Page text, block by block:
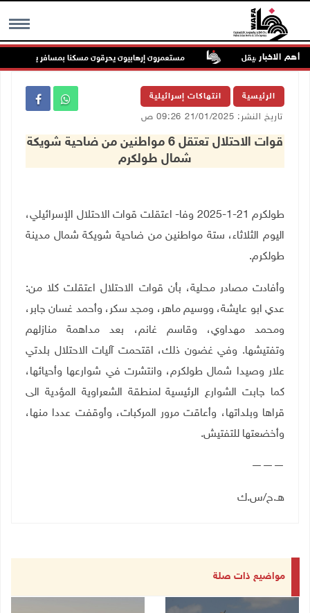
MENU أهم الاخبار
مقابل الشيقل مستعمرون إرهابيون يحرقون مسكنا بمسافر يطا جنوب
الرئيسية انتهاكات إسرائيلية
تاريخ النشر: 21/01/2025 09:26 ص
قوات الاحتلال تعتقل 6 مواطنين من ضاحية شويكة
شمال طولكرم
طولكرم 21-1-2025 وفا- اعتقلت قوات الاحتلال الإسرائيلي،
اليوم الثلاثاء، ستة مواطنين من ضاحية شويكة شمال مدينة
طولكرم.
وأفادت مصادر محلية، بأن قوات الاحتلال اعتقلت كلا من:
عدي ابو عايشة، ووسيم ماهر، ومجد سكر، وأحمد غسان جابر،
ومحمد مهداوي، وقاسم غانم، بعد مداهمة منازلهم
وتفتيشها. وفي غضون ذلك، اقتحمت آليات الاحتلال بلدتي
علار وصيدا شمال طولكرم، وانتشرت في شوارعها وأحيائها،
كما جابت الشوارع الرئيسية لمنطقة الشعراوية المؤدية الى
قراها وبلداتها، وأعاقت مرور المركبات، وأوقفت عددا منها،
وأخضعتها للتفتيش.
———
هـ.ح/س.ك
مواضيع ذات صلة